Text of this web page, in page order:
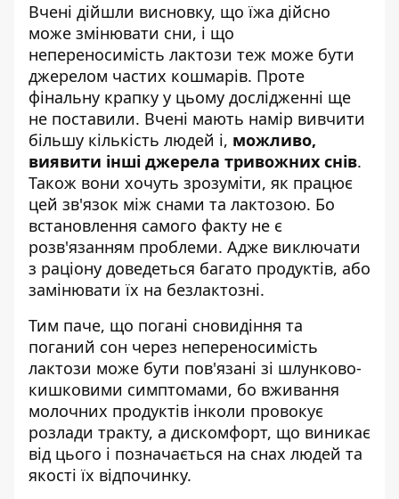
Вчені дійшли висновку, що їжа дійсно
може змінювати сни, і що
непереносимість лактози теж може бути
джерелом частих кошмарів. Проте
фінальну крапку у цьому дослідженні ще
не поставили. Вчені мають намір вивчити
більшу кількість людей і, можливо,
виявити інші джерела тривожних снів.
Також вони хочуть зрозуміти, як працює
цей зв'язок між снами та лактозою. Бо
встановлення самого факту не є
розв'язанням проблеми. Адже виключати
з раціону доведеться багато продуктів, або
замінювати їх на безлактозні.
Тим паче, що погані сновидіння та
поганий сон через непереносимість
лактози може бути пов'язані зі шлунково-
кишковими симптомами, бо вживання
молочних продуктів інколи провокує
розлади тракту, а дискомфорт, що виникає
від цього і позначається на снах людей та
якості їх відпочинку.